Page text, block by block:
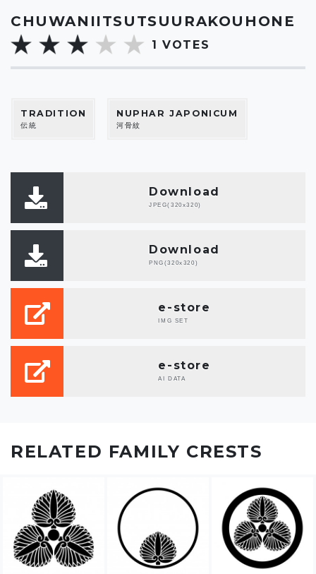
CHUWANIITSUTSUURAKOUHONE
1 VOTES
TRADITION
伝統
NUPHAR JAPONICUM
河骨紋
Download
JPEG(320x320)
Download
PNG(320x320)
e-store
IMG SET
e-store
AI DATA
RELATED FAMILY CRESTS